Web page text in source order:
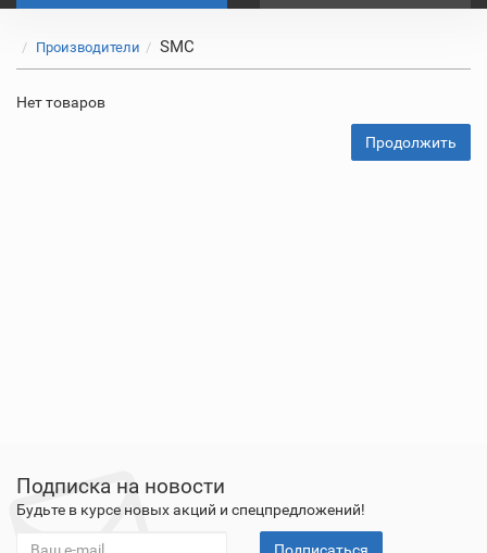
Производители SMC
Нет товаров
Продолжить
Подписка на новости
Будьте в курсе новых акций и спецпредложений!